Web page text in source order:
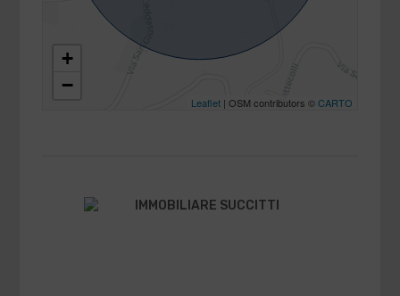
+
−
Leaflet| OSM contributors ©CARTO